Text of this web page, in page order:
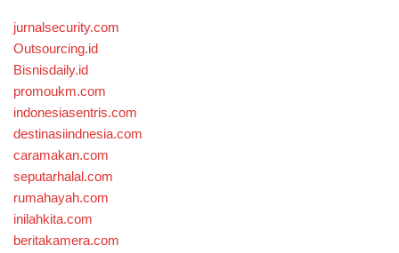
jurnalsecurity.com
Outsourcing.id
Bisnisdaily.id
promoukm.com
indonesiasentris.com
destinasiindnesia.com
caramakan.com
seputarhalal.com
rumahayah.com
inilahkita.com
beritakamera.com